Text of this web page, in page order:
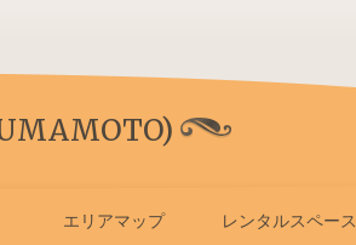
エリアマップ レンタルスペース